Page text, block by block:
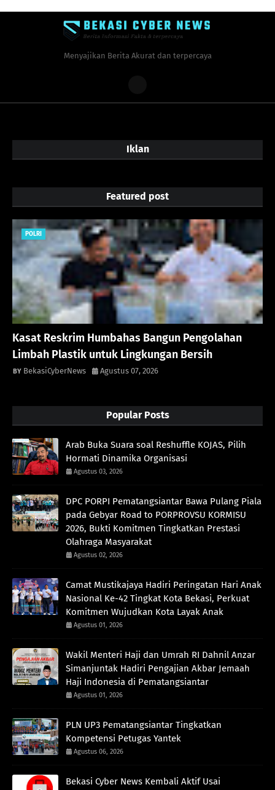
Menyajikan Berita Akurat dan terpercaya
Iklan
Featured post
POLRI
Kasat Reskrim Humbahas Bangun Pengolahan
Limbah Plastik untuk Lingkungan Bersih
BekasiCyberNews Agustus 07, 2026
Popular Posts
Arab Buka Suara soal Reshuffle KOJAS, Pilih
Hormati Dinamika Organisasi
Agustus 03, 2026
DPC PORPI Pematangsiantar Bawa Pulang Piala
pada Gebyar Road to PORPROVSU KORMISU
2026, Bukti Komitmen Tingkatkan Prestasi
Olahraga Masyarakat
Agustus 02, 2026
Camat Mustikajaya Hadiri Peringatan Hari Anak
Nasional Ke-42 Tingkat Kota Bekasi, Perkuat
Komitmen Wujudkan Kota Layak Anak
Agustus 01, 2026
Wakil Menteri Haji dan Umrah RI Dahnil Anzar
Simanjuntak Hadiri Pengajian Akbar Jemaah
Haji Indonesia di Pematangsiantar
Agustus 01, 2026
PLN UP3 Pematangsiantar Tingkatkan
Kompetensi Petugas Yantek
Agustus 06, 2026
Bekasi Cyber News Kembali Aktif Usai